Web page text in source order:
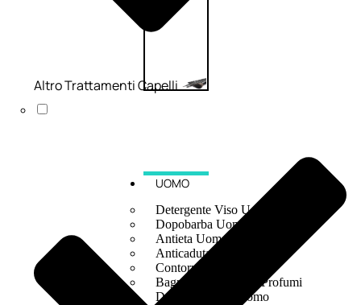
UOMO
Detergente Viso Uomo
Dopobarba Uomo
Antieta Uomo
Anticaduta Uomo
Contorno Occhi Uomo
Bagnodoccia Uomo Profumi
Docciaschiuma Uomo
Altro Trattamenti Capelli